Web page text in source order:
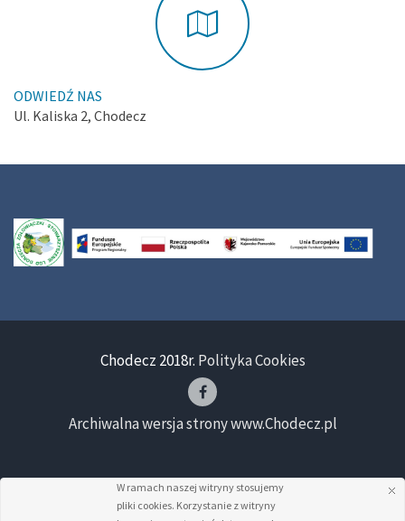
ODWIEDŹ NAS
Ul. Kaliska 2, Chodecz
Chodecz 2018r. Polityka Cookies
Archiwalna wersja strony www.Chodecz.pl
W ramach naszej witryny stosujemy
pliki cookies. Korzystanie z witryny